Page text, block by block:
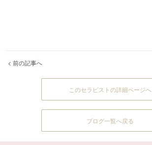
< 前の記事へ
このセラピストの詳細ページへ
ブログ一覧へ戻る